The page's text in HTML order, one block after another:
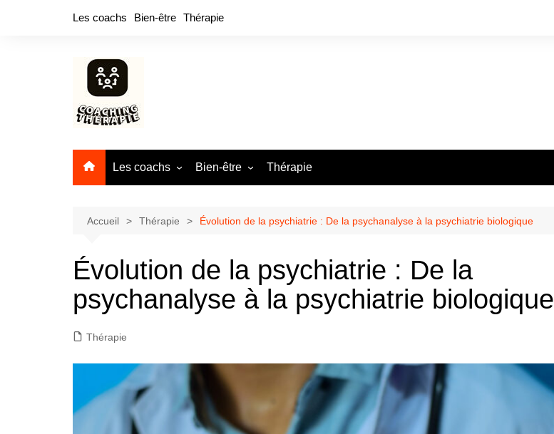
Les coachs Bien-être Thérapie
Les coachs
Hypnose
Bien-être
Méditation
Voyance
Thérapie
Accueil Thérapie Évolution de la psychiatrie : De la psychanalyse à la psychiatrie biologique
Évolution de la psychiatrie : De la
psychanalyse à la psychiatrie biologique
Thérapie